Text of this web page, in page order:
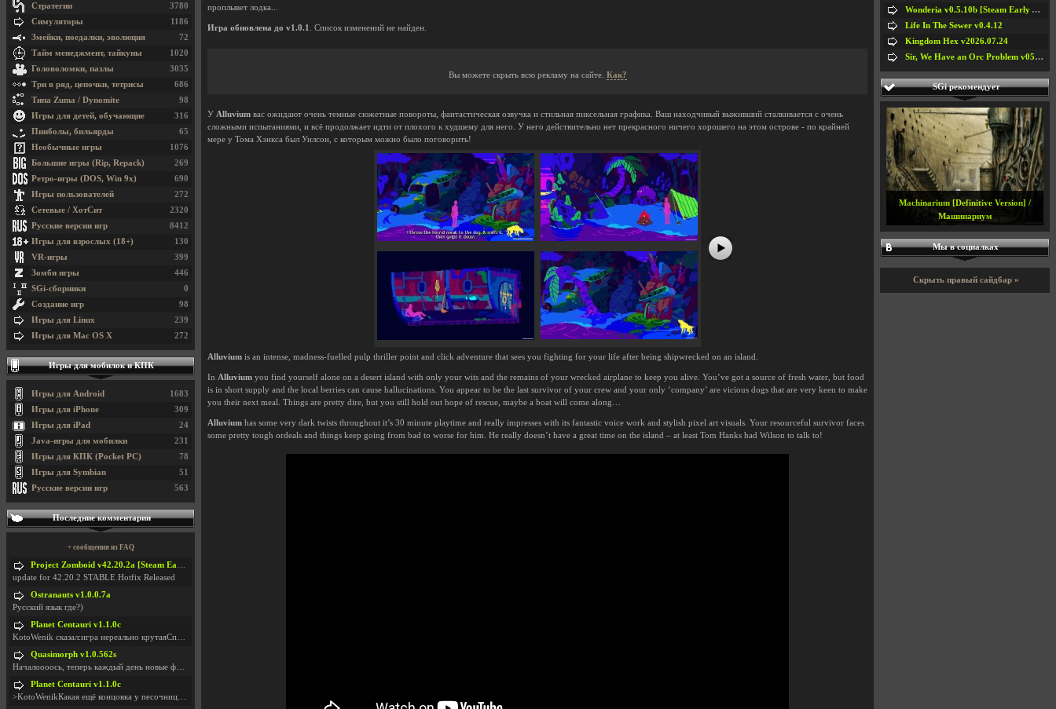
проплывет лодка...
Игра обновлена до v1.0.1 . Список изменений не найден.
Вы можете скрыть всю рекламу на сайте. Как?
У Alluvium вас ожидают очень темные сюжетные повороты, фантастическая озвучка и стильная пиксельная графика. Ваш находчивый выживший сталкивается с очень
сложными испытаниями, и всё продолжает идти от плохого к худшему для него. У него действительно нет прекрасного ничего хорошего на этом острове - по крайней
мере у Тома Хэнкса был Уилсон, с которым можно было поговорить!
Alluvium is an intense, madness-fuelled pulp thriller point and click adventure that sees you fighting for your life after being shipwrecked on an island.
In Alluvium you find yourself alone on a desert island with only your wits and the remains of your wrecked airplane to keep you alive. You’ve got a source of fresh water, but food
is in short supply and the local berries can cause hallucinations. You appear to be the last survivor of your crew and your only ‘company’ are vicious dogs that are very keen to make
you their next meal. Things are pretty dire, but you still hold out hope of rescue, maybe a boat will come along…
Alluvium has some very dark twists throughout it’s 30 minute playtime and really impresses with its fantastic voice work and stylish pixel art visuals. Your resourceful survivor faces
some pretty tough ordeals and things keep going from bad to worse for him. He really doesn’t have a great time on the island – at least Tom Hanks had Wilson to talk to!
3780
Стратегии
1186
Симуляторы
72
Змейки, поедалки, эволюция
1020
Тайм менеджмент, тайкуны
3035
Головоломки, пазлы
686
Три в ряд, цепочки, тетрисы
98
Типа Zuma / Dynomite
316
Игры для детей, обучающие
65
Пинболы, бильярды
1076
Необычные игры
269
Большие игры (Rip, Repack)
690
Ретро-игры (DOS, Win 9x)
272
Игры пользователей
2320
Сетевые / ХотСит
8412
Русские версии игр
130
Игры для взрослых (18+)
399
VR-игры
446
Зомби игры
0
SGi-сборники
98
Создание игр
239
Игры для Linux
272
Игры для Mac OS X
Игры для мобилок и КПК
1683
Игры для Android
309
Игры для iPhone
24
Игры для iPad
231
Java-игры для мобилки
78
Игры для КПК (Pocket PC)
51
Игры для Symbian
563
Русские версии игр
Последние комментарии
+ сообщения из FAQ
Project Zomboid v42.20.2a [Steam Early Access]
update for 42.20.2 STABLE Hotfix Released
Ostranauts v1.0.0.7a
Русский язык где?)
Planet Centauri v1.1.0c
KotoWenik сказал:игра нереально крутаяСпасибо )))
Quasimorph v1.0.562s
Началоооось, теперь каждый день новые фиксики, баг
Planet Centauri v1.1.0c
>KotoWenikКакая ещё концовка у песочницы?..
Wonderia v0.5.10b [Steam Early Access]
Life In The Sewer v0.4.12
Kingdom Hex v2026.07.24
Sir, We Have an Orc Problem v05.08.2026
SGi рекомендует
Machinarium [Definitive Version] /
Машинариум
Мы в социалках
Скрыть правый сайдбар »